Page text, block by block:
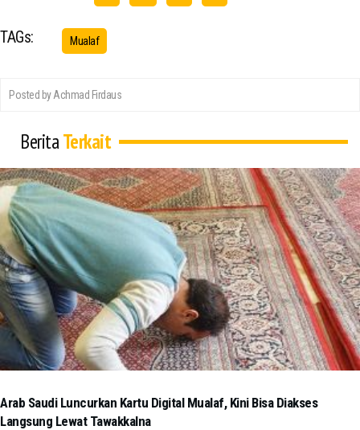
TAGs: Mualaf
Posted by Achmad Firdaus
BeritaTerkait
Arab Saudi Luncurkan Kartu Digital Mualaf, Kini Bisa Diakses
Langsung Lewat Tawakkalna